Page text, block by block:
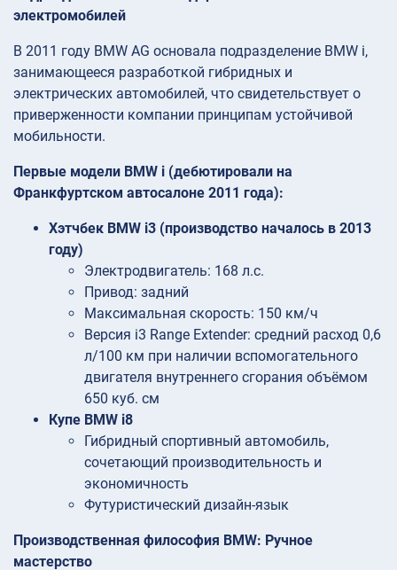
электромобилей
В 2011 году BMW AG основала подразделение BMW i,
занимающееся разработкой гибридных и
электрических автомобилей, что свидетельствует о
приверженности компании принципам устойчивой
мобильности.
Первые модели BMW i (дебютировали на
Франкфуртском автосалоне 2011 года):
Хэтчбек BMW i3 (производство началось в 2013
году)
Электродвигатель: 168 л.с.
Привод: задний
Максимальная скорость: 150 км/ч
Версия i3 Range Extender: средний расход 0,6
л/100 км при наличии вспомогательного
двигателя внутреннего сгорания объёмом
650 куб. см
Купе BMW i8
Гибридный спортивный автомобиль,
сочетающий производительность и
экономичность
Футуристический дизайн-язык
Производственная философия BMW: Ручное
мастерство